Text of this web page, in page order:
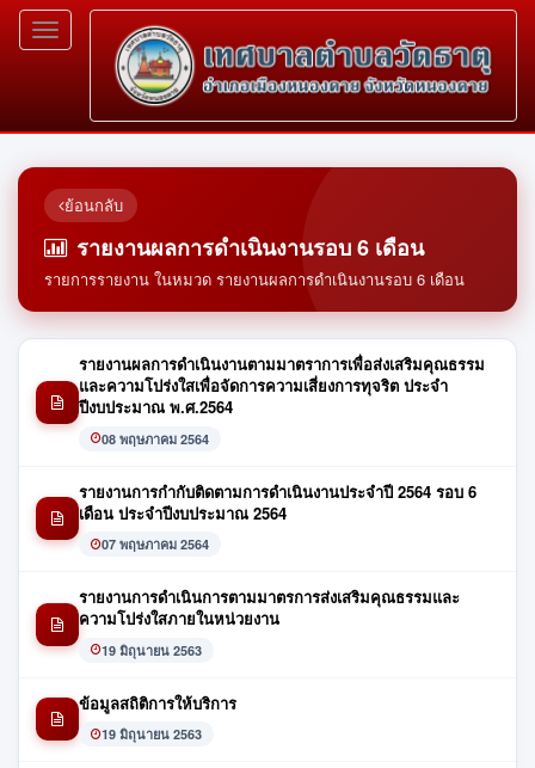
Toggle
navigation
ย้อนกลับ
รายงานผลการดำเนินงานรอบ 6 เดือน
รายการรายงาน ในหมวด รายงานผลการดำเนินงานรอบ 6 เดือน
รายงานผลการดำเนินงานตามมาตราการเพื่อส่งเสริมคุณธรรม
และความโปร่งใสเพื่อจัดการความเสี่ยงการทุจริต ประจำ
ปีงบประมาณ พ.ศ.2564
08 พฤษภาคม 2564
รายงานการกำกับติดตามการดำเนินงานประจำปี 2564 รอบ 6
เดือน ประจำปีงบประมาณ 2564
07 พฤษภาคม 2564
รายงานการดำเนินการตามมาตรการส่งเสริมคุณธรรมและ
ความโปร่งใสภายในหน่วยงาน
19 มิถุนายน 2563
ข้อมูลสถิติการให้บริการ
19 มิถุนายน 2563